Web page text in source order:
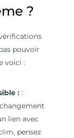
?
pouvoir
voici :
: :
lien avec
pensez